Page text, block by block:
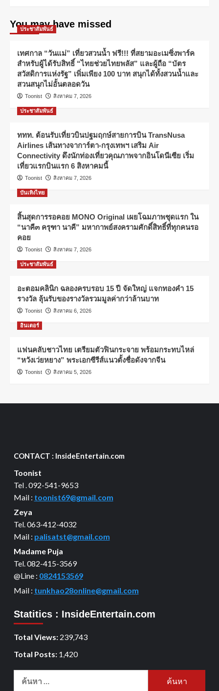
You may have missed
ประชาสัมพันธ์
เทศกาล “วันแม่” เที่ยวสวนน้ำ ฟรี!!! ที่สยามอะเมซิ่งพาร์ค
สำหรับผู้ได้รับสิทธิ์ “ไทยช่วยไทยพลัส” และผู้ถือ “บัตร
สวัสดิการแห่งรัฐ” เพิ่มเพียง 100 บาท สนุกได้ทั้งสวนน้ำและ
สวนสนุกไม่อั้นตลอดวัน
Toonist สิงหาคม 7, 2026
ประชาสัมพันธ์
ททท. ต้อนรับเที่ยวบินปฐมฤกษ์สายการบิน TransNusa
Airlines เส้นทางจาการ์ตา-กรุงเทพฯ เสริม Air
Connectivity ดึงนักท่องเที่ยวคุณภาพจากอินโดนีเซีย เริ่ม
เที่ยวแรกบินแรก 6 สิงหาคมนี้
Toonist สิงหาคม 7, 2026
บันเทิงไทย
สิ้นสุดการรอคอย MONO Original เผยโฉมภาพชุดแรก ใน
“นาคี๓ ครุฑา นาคี” มหากาพย์สงครามศักดิ์สิทธิ์ที่ทุกคนรอ
คอย
Toonist สิงหาคม 7, 2026
ประชาสัมพันธ์
อะตอมคลินิก ฉลองครบรอบ 15 ปี จัดใหญ่ แจกทองคำ 15
รางวัล ลุ้นรับของรางวัลรวมมูลค่ากว่าล้านบาท
Toonist สิงหาคม 6, 2026
อินเตอร์
แฟนคลับชาวไทย เตรียมตัวฟินกระจาย พร้อมกระทบไหล่
“หวังเว่ยหยาง” พระเอกซีรีส์แนวตั้งชื่อดังจากจีน
Toonist สิงหาคม 5, 2026
CONTACT : InsideEntertain.com
Toonist
Tel . 092-541-9653
Mail : toonist69@gmail.com
Zeya
Tel. 063-412-4032
Mail : palisatst@gmail.com
Madame Puja
Tel. 082-415-3569
@Line : 0824153569
Mail : tunkhao28online@gmail.com
Statitics : InsideEntertain.com
Total Views: 239,743
Total Posts: 1,420